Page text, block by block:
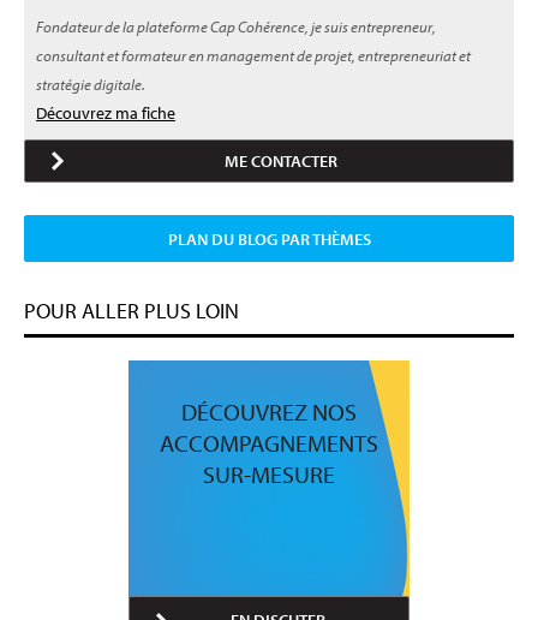
Fondateur de la plateforme Cap Cohérence, je suis entrepreneur,
consultant et formateur en management de projet, entrepreneuriat et
stratégie digitale.
Découvrez ma fiche
ME CONTACTER
PLAN DU BLOG PAR THÈMES
POUR ALLER PLUS LOIN
DÉCOUVREZ NOS
ACCOMPAGNEMENTS
SUR-MESURE